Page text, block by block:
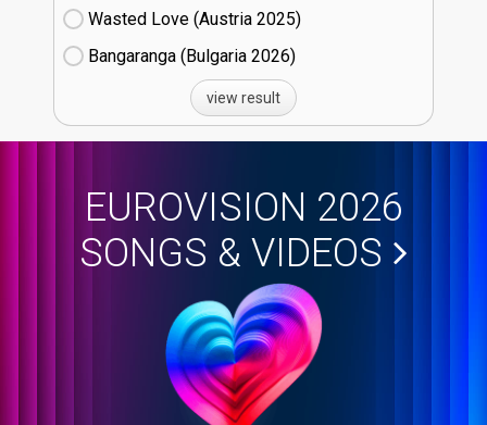
Wasted Love (Austria
25)
Bangaranga (Bulgaria
26)
view result
EUROVISION 2026
SONGS & VIDEOS